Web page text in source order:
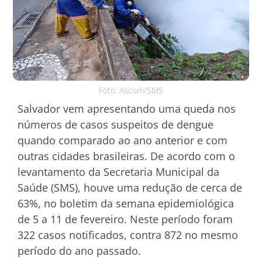
Foto: Ascom/SMS
Salvador vem apresentando uma queda nos
números de casos suspeitos de dengue
quando comparado ao ano anterior e com
outras cidades brasileiras. De acordo com o
levantamento da Secretaria Municipal da
Saúde (SMS), houve uma redução de cerca de
63%, no boletim da semana epidemiológica
de 5 a 11 de fevereiro. Neste período foram
322 casos notificados, contra 872 no mesmo
período do ano passado.